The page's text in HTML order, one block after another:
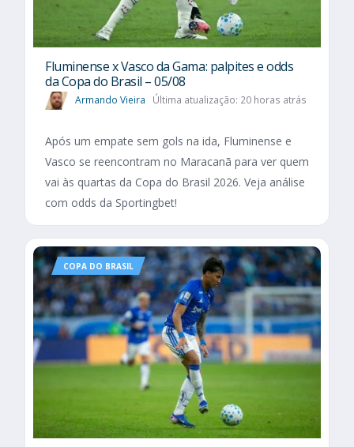
Fluminense x Vasco da Gama: palpites e odds
da Copa do Brasil – 05/08
Armando Vieira Última atualização: 20 horas atrás
Após um empate sem gols na ida, Fluminense e
Vasco se reencontram no Maracanã para ver quem
vai às quartas da Copa do Brasil 2026. Veja análise
com odds da Sportingbet!
COPA DO BRASIL